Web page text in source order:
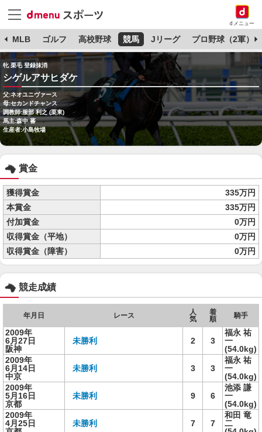
dメニュー
MLB ゴルフ 高校野球 競馬 Jリーグ プロ野球（2軍）
牝 栗毛 登録抹消
シゲルアサヒダケ
父:ネオユニヴァース
母:セカンドチャンス
調教師:服部 利之 (栗東)
馬主:森中 蕃
生産者:小島牧場
賞金
獲得賞金
335万円
本賞金
335万円
付加賞金
0万円
収得賞金（平地）
0万円
収得賞金（障害）
0万円
競走成績
年月日 レース
人
気
着
順
騎手
2009年
6月27日
阪神
未勝利 2 3
福永 祐
一
(54.0kg)
2009年
6月14日
中京
未勝利 3 3
福永 祐
一
(54.0kg)
2009年
5月16日
京都
未勝利 9 6
池添 謙
一
(54.0kg)
2009年
4月25日
未勝利 7 7
和田 竜
二